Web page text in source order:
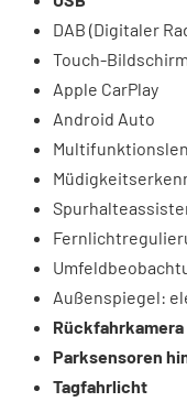
DAB (Digitaler
Touch-Bildschirm
Apple CarPlay
Android Auto
Außenspiegel:
Rückfahrkamera
Parksensoren
Tagfahrlicht